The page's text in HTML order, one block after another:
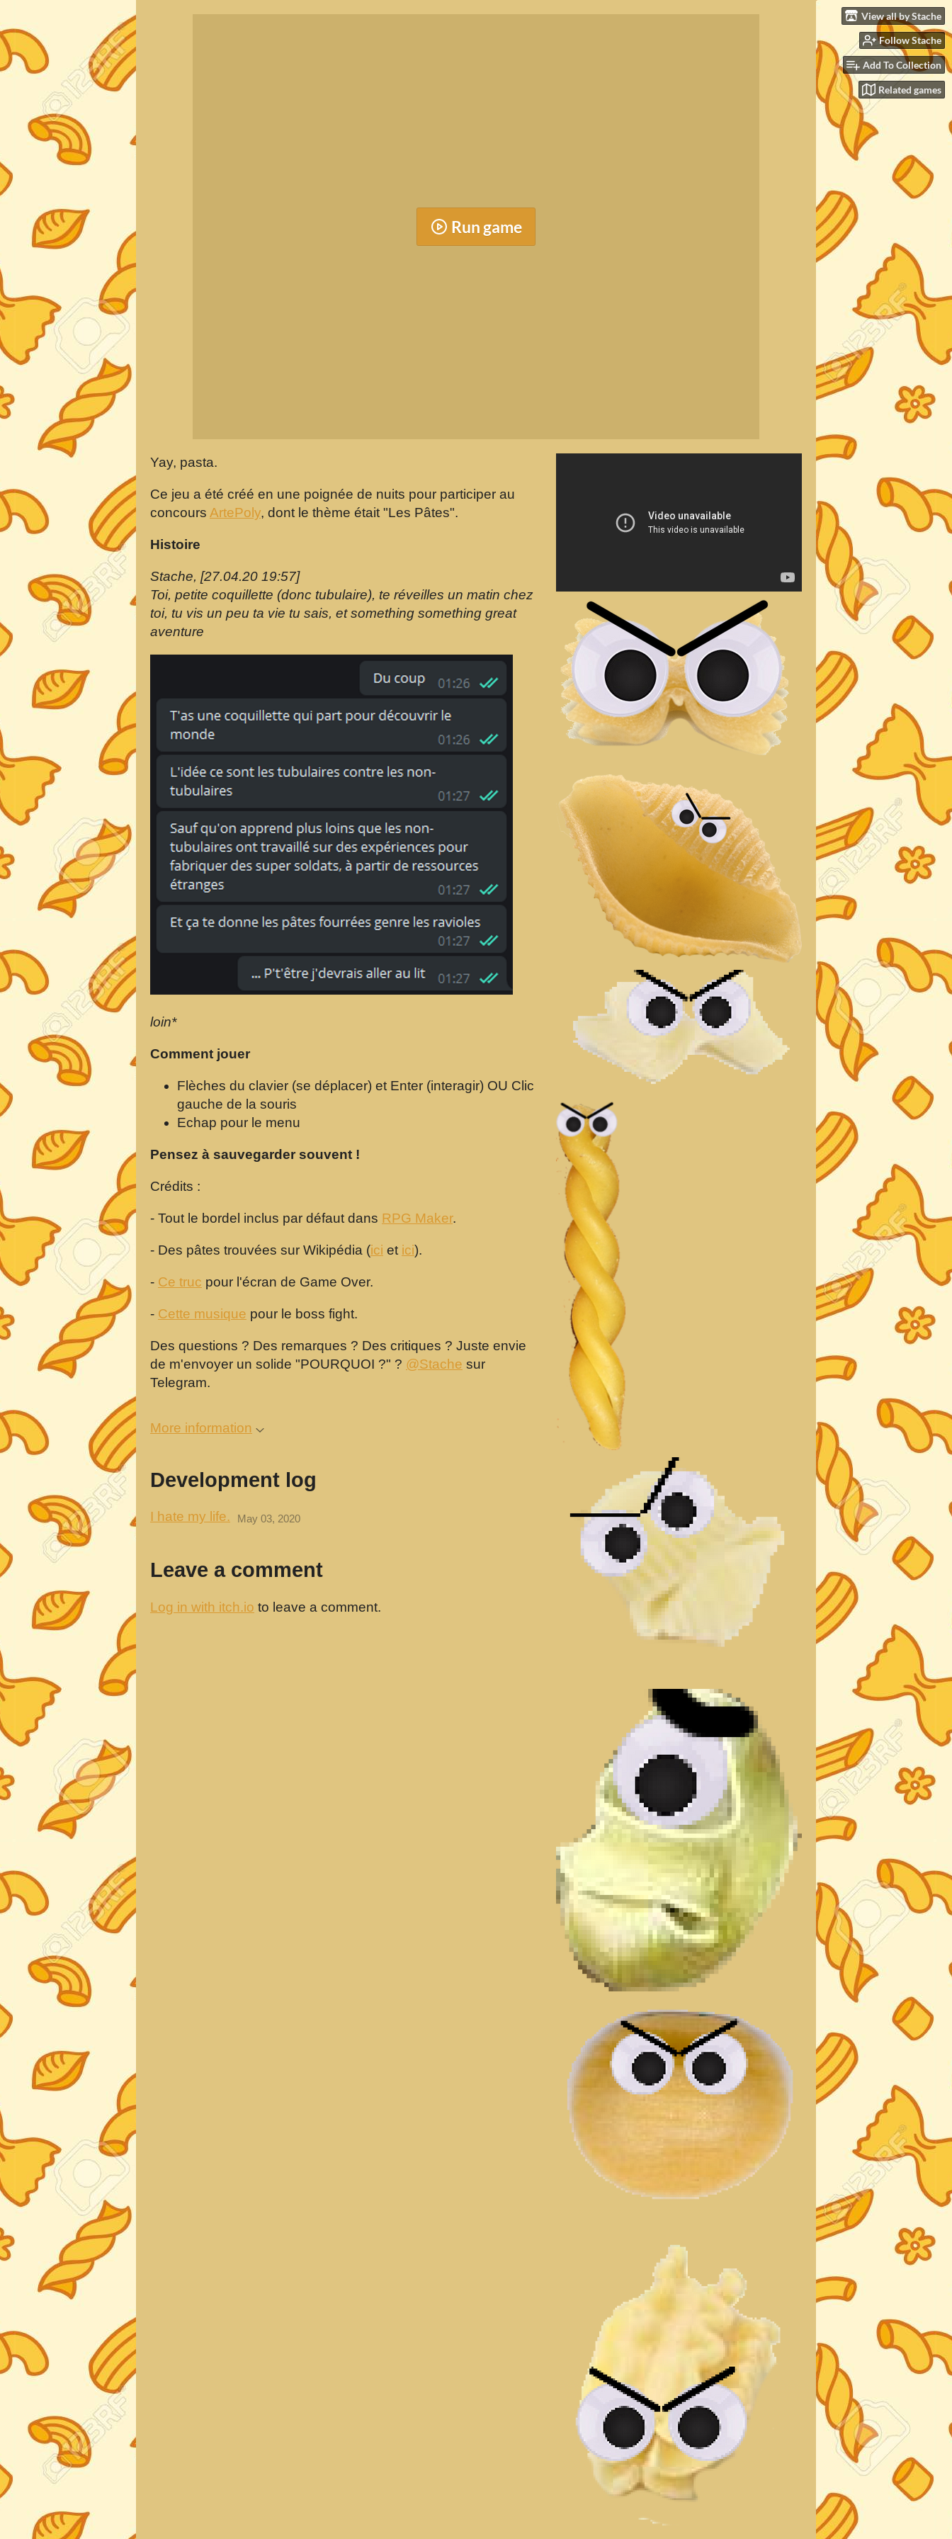
View all by Stache
Follow Stache
Add To Collection
Related games
Run game
Yay, pasta.
Ce jeu a été créé en une poignée de nuits pour participer au
concours ArtePoly, dont le thème était "Les Pâtes".
Histoire
Stache, [27.04.20 19:57]
Toi, petite coquillette (donc tubulaire), te réveilles un matin chez
toi, tu vis un peu ta vie tu sais, et something something great
aventure
loin*
Comment jouer
Flèches du clavier (se déplacer) et Enter (interagir) OU Clic
gauche de la souris
Echap pour le menu
Pensez à sauvegarder souvent !
Crédits :
- Tout le bordel inclus par défaut dans RPG Maker.
- Des pâtes trouvées sur Wikipédia (ici et ici).
- Ce truc pour l'écran de Game Over.
- Cette musique pour le boss fight.
Des questions ? Des remarques ? Des critiques ? Juste envie
de m'envoyer un solide "POURQUOI ?" ? @Stache sur
Telegram.
More information
Development log
I hate my life. May 03, 2020
Leave a comment
Log in with itch.io to leave a comment.